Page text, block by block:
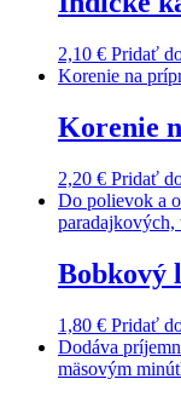
2,10 € Pridať
Korenie na
Korenie
2,20 € Pridať
Do polievok a
Bobkový
1,80 € Pridať
Dodáva
mäsovým